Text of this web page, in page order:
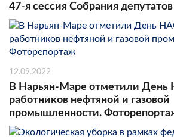
47-я сессия Собрания
12.09.2022
В Нарьян-Маре отметили
работников нефтяной и газовой
промышленности.